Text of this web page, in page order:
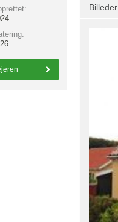
Billeder